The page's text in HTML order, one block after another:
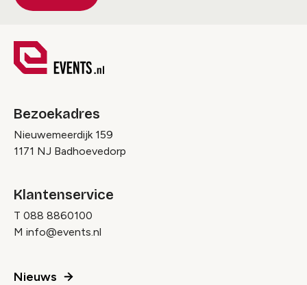
Bezoekadres
Nieuwemeerdijk 159
1171 NJ Badhoevedorp
Klantenservice
T 088 8860100
M info@events.nl
Nieuws